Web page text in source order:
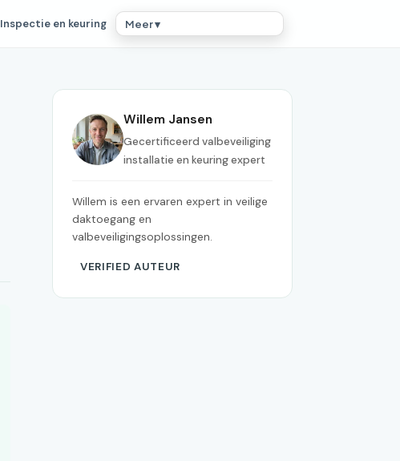
Inspectie en keuring Meer ▾
Willem Jansen
Gecertificeerd valbeveiliging
installatie en keuring expert
Willem is een ervaren expert in veilige
daktoegang en
valbeveiligingsoplossingen.
VERIFIED AUTEUR